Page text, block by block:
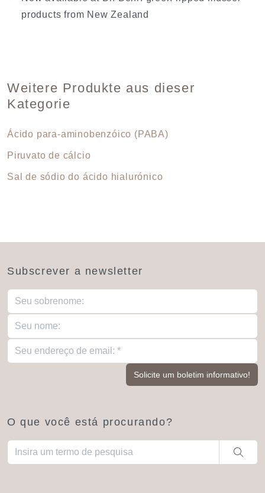
products from New Zealand
Weitere Produkte aus dieser
Kategorie
Ácido para-aminobenzóico (PABA)
Piruvato de cálcio
Sal de sódio do ácido hialurónico
Subscrever a newsletter
O que você está procurando?
Quando estiverem disponíveis resultados de